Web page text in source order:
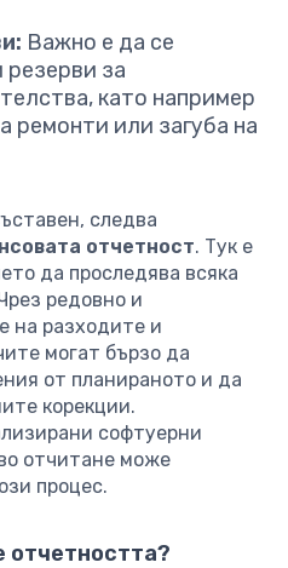
Важно е да се
за
като например
ремонти или загуба на
следва
отчетност. Тук е
да проследява всяка
редовно и
на разходите и
могат бързо да
от планираното и да
корекции.
софтуерни
отчитане може
процес.
отчетността?